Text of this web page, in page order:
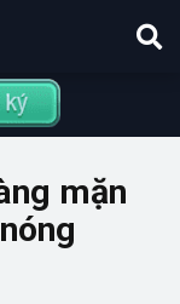
mặn